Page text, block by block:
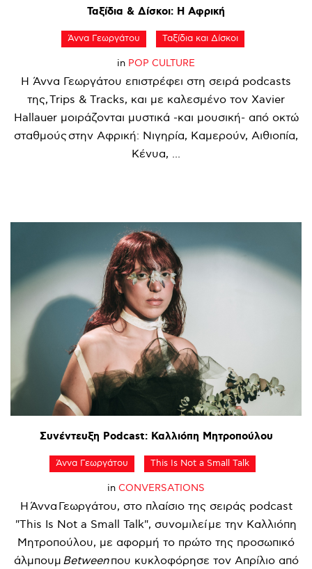
Ταξίδια & Δίσκοι: Η Αφρική
Άννα Γεωργάτου Ταξίδια και Δίσκοι
in POP CULTURE
Η Άννα Γεωργάτου επιστρέφει στη σειρά podcasts
της, Trips & Tracks, και με καλεσμένο τον Xavier
Hallauer μοιράζονται μυστικά -και μουσική- από οκτώ
σταθμούς στην Αφρική: Νιγηρία, Καμερούν, Αιθιοπία,
Κένυα, ...
Συνέντευξη Podcast: Καλλιόπη Μητροπούλου
Άννα Γεωργάτου This Is Not a Small Talk
in CONVERSATIONS
Η Άννα Γεωργάτου, στο πλαίσιο της σειράς podcast
"This Is Not a Small Talk", συνομιλεί με την Καλλιόπη
Μητροπούλου, με αφορμή το πρώτο της προσωπικό
άλμπουμ Betweenπου κυκλοφόρησε τον Απρίλιο από